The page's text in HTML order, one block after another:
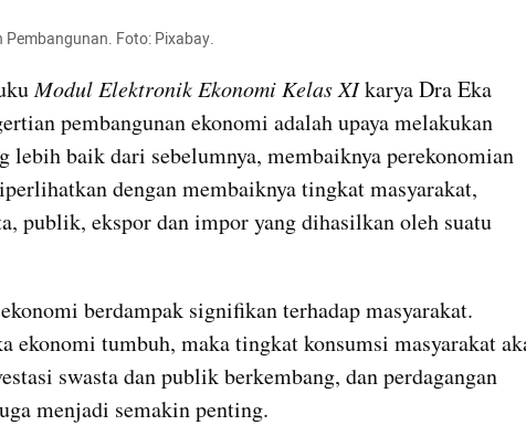
Foto: Pixabay.
Modul Elektronik Ekonomi Kelas XI karya Dra Eka
pembangunan ekonomi adalah upaya melakukan
lebih baik dari sebelumnya, membaiknya perekonomian
dengan membaiknya tingkat masyarakat,
publik, ekspor dan impor yang dihasilkan oleh suatu
berdampak signifikan terhadap masyarakat.
ekonomi tumbuh, maka tingkat konsumsi masyarakat
swasta dan publik berkembang, dan perdagangan
menjadi semakin penting.